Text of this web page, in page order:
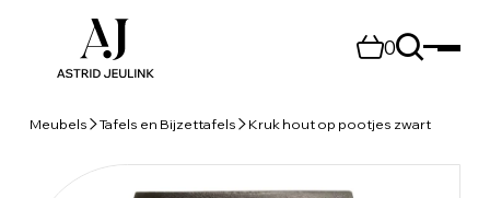
0
Meubels Tafels en Bijzettafels Kruk hout op pootjes zwart